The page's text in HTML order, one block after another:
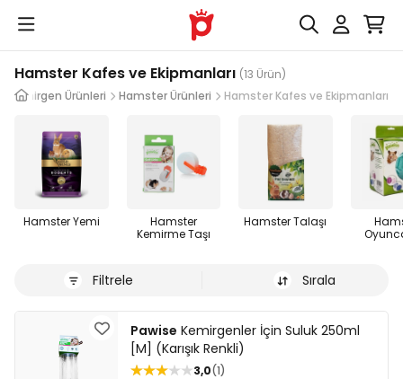
Hamster Kafes ve Ekipmanları (13 Ürün)
Kemirgen Ürünleri
Hamster Ürünleri Hamster Kafes ve Ekipmanları
Hamster Yemi
Hamster
Kemirme Taşı
Hamster Talaşı
Filtrele Sırala
Pawise Kemirgenler İçin Suluk 250ml
[M] (Karışık Renkli)
3,0 1